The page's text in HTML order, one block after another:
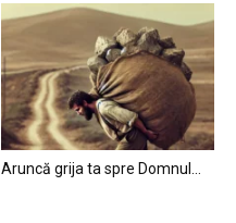
Aruncă grija ta spre Domnul…